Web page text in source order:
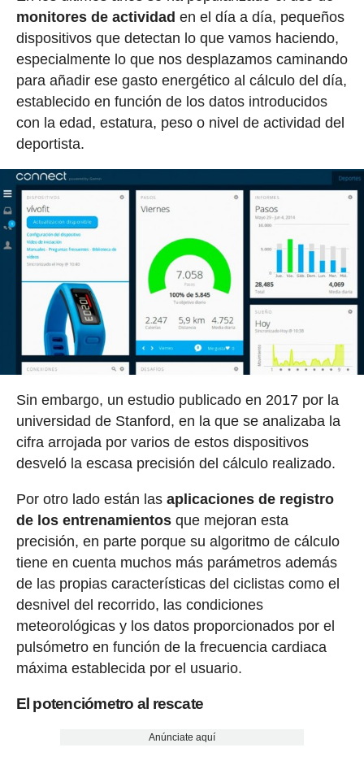
monitores de actividad en el día a día, pequeños
dispositivos que detectan lo que vamos haciendo,
especialmente lo que nos desplazamos caminando
para añadir ese gasto energético al cálculo del día,
establecido en función de los datos introducidos
con la edad, estatura, peso o nivel de actividad del
deportista.
Sin embargo, un estudio publicado en 2017 por la
universidad de Stanford, en la que se analizaba la
cifra arrojada por varios de estos dispositivos
desveló la escasa precisión del cálculo realizado.
Por otro lado están las aplicaciones de registro
de los entrenamientosque mejoran esta
precisión, en parte porque su algoritmo de cálculo
tiene en cuenta muchos más parámetros además
de las propias características del ciclistas como el
desnivel del recorrido, las condiciones
meteorológicas y los datos proporcionados por el
pulsómetro en función de la frecuencia cardiaca
máxima establecida por el usuario.
El potenciómetro al rescate
Anúnciate aquí